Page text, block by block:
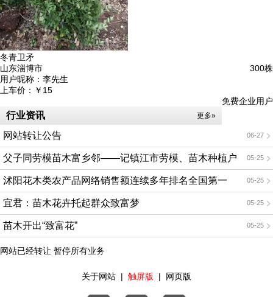
冬青卫矛
300株
山东淄博市
用户昵称： 李先生
上车价： ￥15
免费企业用户
更多»
行业资讯
06-27
网站转让公告
05-25
父子同劳模苗木富乡邻——记镇江市劳模、苗木种植户
丁建兵 05-25
沭阳花木类农产品网络销售额连续多年排名全国第一
05-25
宜君：苗木花卉托起群众致富梦
05-25
苗木开出“致富花”
网站已经转让 暂停所有业务
关于网站 | 触屏版 | 网页版